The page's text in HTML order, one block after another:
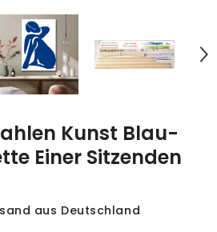
Kunst Blau-
Einer Sitzenden
aus Deutschland